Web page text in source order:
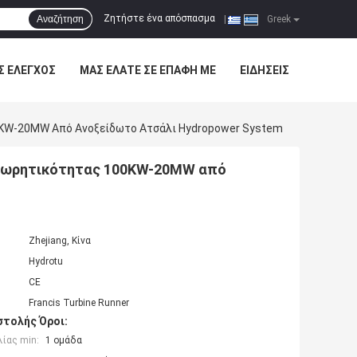
Greek
Ζητήστε ένα απόσπασμα
Αναζήτηση
ΈΛΕΓΧΟΣ ΜΑΣ ΕΛΆΤΕ ΣΕ ΕΠΑΦΉ ΜΕ ΕΙΔΉΣΕΙΣ
20MW Από Ανοξείδωτο Ατσάλι Hydropower System
100KW-20MW από
Zhejiang, Κίνα
Hydrotu
CE
Francis Turbine Runner
Όροι:
min:
1 ομάδα